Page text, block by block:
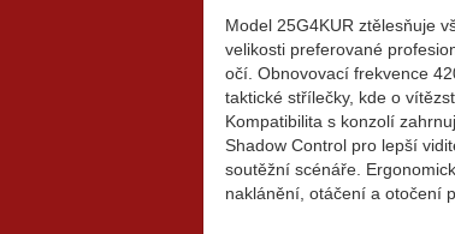
Model 25G4KUR ztělesňuje
velikosti preferované
očí. Obnovovací frekvence
taktické střílečky, kde o
Kompatibilita s konzolí
Shadow Control pro lepší
soutěžní scénáře.
naklánění, otáčení a otočení